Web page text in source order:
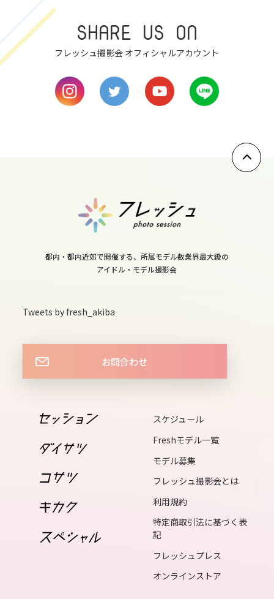
7
sat
12
wed
fri
15
sat
sun
17
18
tue
wed
SHARE US ON
フレッシュ撮影会 オフィシャルアカウント
都内・都内近郊で開催する、所属モデル数業界最大級の
アイドル・モデル撮影会
Tweets by fresh_akiba
お問合わせ
スケジュール
Freshモデル一覧
モデル募集
フレッシュ撮影会とは
利用規約
特定商取引法に基づく表
記
フレッシュプレス
オンラインストア